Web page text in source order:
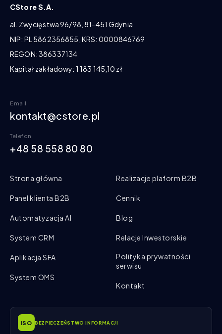
CStore S.A.
al. Zwycięstwa 96/98, 81-451 Gdynia
NIP: PL 5862356855, KRS: 0000846769
REGON: 386337134
Kapitał zakładowy: 1 183 145,10 zł
Email
kontakt@cstore.pl
Telefon
+48 58 558 80 80
Strona główna
Panel klienta B2B
Automatyzacja AI
System CRM
Aplikacja SFA
System OMS
Realizacje plaform B2B
Cennik
Blog
Relacje Inwestorskie
Polityka prywatności
serwisu
Kontakt
ISO BEZPIECZEŃSTWO INFORMACJI